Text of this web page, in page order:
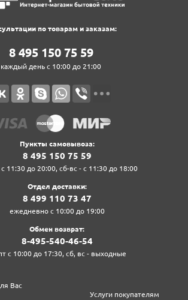
по товарам и заказам:
8‍ 4‍9‍5‍ 1‍5‍0‍ 7‍5‍ 5‍9‍
каждый день с 10:00 до 21:00
Пункты самовывоза:
8‍ 4‍9‍5‍ 1‍5‍0‍ 7‍5‍ 5‍9‍
с 11:30 до 20:00, сб-вс - с 11:30 до 18:00
Отдел доставки:
8‍ 4‍9‍9‍ 1‍1‍0‍ 7‍3‍ 4‍7‍
ежедневно с 10:00 до 19:00
Обмен возврат:
8‍-4‍9‍5‍-5‍4‍0‍-4‍6‍-5‍4‍
с 10:00 до 17:30, сб, вс - выходные
Вас
Услуги покупателям